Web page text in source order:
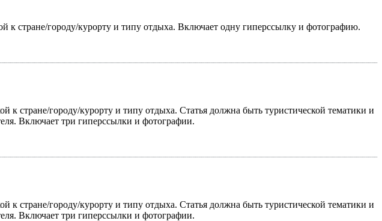
к стране/городу/курорту и типу отдыха. Включает одну гиперссылку и фотографию.
к стране/городу/курорту и типу отдыха. Статья должна быть туристической тематики и
Включает три гиперссылки и фотографии.
к стране/городу/курорту и типу отдыха. Статья должна быть туристической тематики и
Включает три гиперссылки и фотографии.